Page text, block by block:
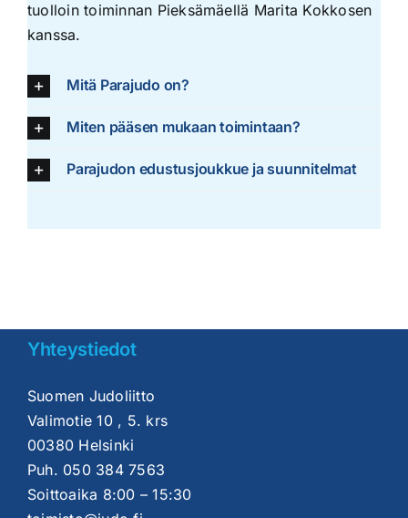
tuolloin toiminnan Pieksämäellä Marita Kokkosen
kanssa.
Mitä Parajudo on?
Miten pääsen mukaan toimintaan?
Parajudon edustusjoukkue ja suunnitelmat
Yhteystiedot
Suomen Judoliitto
Valimotie 10 , 5. krs
00380 Helsinki
Puh. 050 384 7563
Soittoaika 8:00 – 15:30